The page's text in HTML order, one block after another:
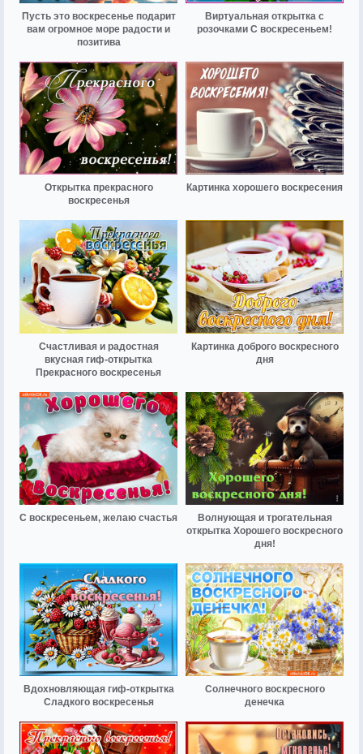
Пусть это воскресенье подарит
вам огромное море радости и
позитива
Виртуальная открытка с
розочками С воскресеньем!
Открытка прекрасного
воскресенья
Картинка хорошего воскресения
Счастливая и радостная
вкусная гиф-открытка
Прекрасного воскресенья
Картинка доброго воскресного
дня
С воскресеньем, желаю счастья
Волнующая и трогательная
открытка Хорошего воскресного
дня!
Вдохновляющая гиф-открытка
Сладкого воскресенья
Солнечного воскресного
денечка